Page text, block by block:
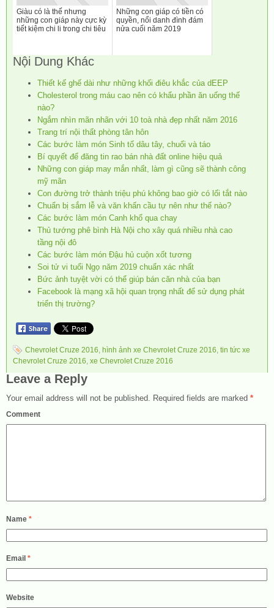
Giàu có là thế nhưng
những con giáp này cực kỳ
tiết kiệm chi li trong chi tiêu
Những con giáp có tiền có
quyền, nổi danh đình đám
nửa cuối năm 2019
Nội Dung Khác
Thiết kế ghế dài như những khối điêu khắc của dEEP
Cholesterol trong máu cao nên có khẩu phần ăn uống thế
nào?
Ngắm nhìn mãn nhãn với 10 toà nhà đẹp nhất năm 2016
Trang trí nội thất phòng tân hôn
Các bước làm món Sinh tố dâu tây, chuối và táo
Bí quyết để đăng tin rao bán nhà đất online hiệu quả
Những con giáp may mắn nhất, làm gì cũng sẽ thành công
mỹ mãn
Con đường trở thành triệu phú không bao giờ có lối tắt nào
Chuẩn bị sắm lễ và văn khấn cầu tự nên như thế nào?
Các bước làm món Canh khổ qua chay
Thủ tướng phê bình Hà Nội cho xây quá nhiều nhà cao
tầng nội đô
Các bước làm món Đậu hủ cuộn xốt tương
Soi tử vi tuổi Ngọ năm 2019 chuẩn xác nhất
Bức ảnh tuyệt vời có thể giúp bán căn nhà của bạn
Facebook là mạng xã hội quan trọng nhất để sử dụng phát
triển thị trường?
Chevrolet Cruze 2016, hình ảnh xe Chevrolet Cruze 2016, tin tức xe
Chevrolet Cruze 2016, xe Chevrolet Cruze 2016
Leave a Reply
Your email address will not be published. Required fields are marked *
Comment
Name *
Email *
Website